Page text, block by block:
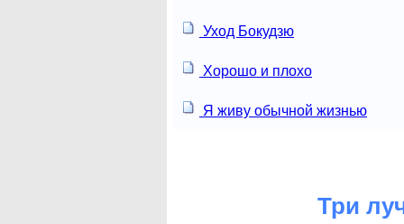
Уход Бокудзю
Хорошо и плохо
Я живу обычной жизнью
Три